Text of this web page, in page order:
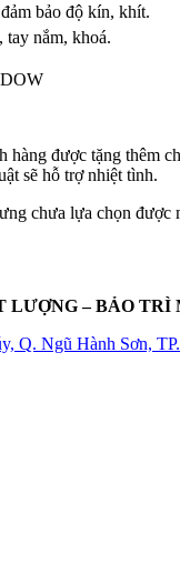
bảo độ kín, khít.
nắm, khoá.
được tặng thêm
sẽ hỗ trợ nhiệt tình.
chưa lựa chọn
LƯỢNG – BẢO
Q. Ngũ Hành Sơn,